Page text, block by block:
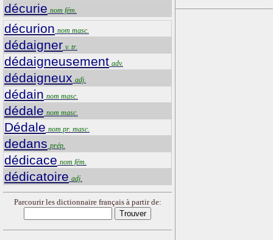
décurie nom fém.
décurion nom masc.
dédaigner v. tr.
dédaigneusement adv.
dédaigneux adj.
dédain nom masc.
dédale nom masc.
Dédale nom pr. masc.
dedans prép.
dédicace nom fém.
dédicatoire adj.
Parcourir les dictionnaire français à partir de: